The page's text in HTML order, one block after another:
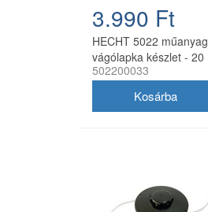
3.990 Ft
HECHT 5022 műanyag
vágólapka készlet - 20
db pót vágóél
502200033